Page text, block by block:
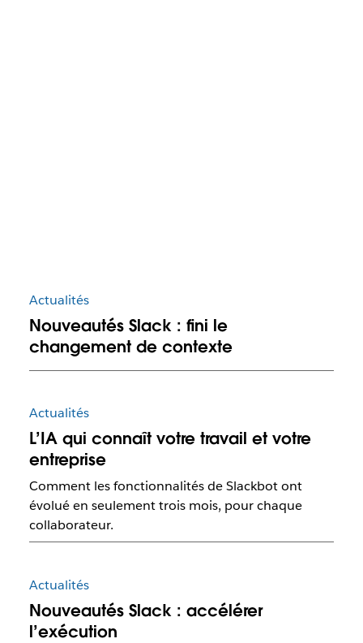
Actualités
Nouveautés Slack : fini le
changement de contexte
Actualités
L’IA qui connaît votre travail et votre
entreprise
Comment les fonctionnalités de Slackbot ont
évolué en seulement trois mois, pour chaque
collaborateur.
Actualités
Nouveautés Slack : accélérer
l’exécution